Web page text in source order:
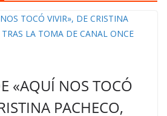
«AQUÍ NOS TOCÓ
PACHECO,